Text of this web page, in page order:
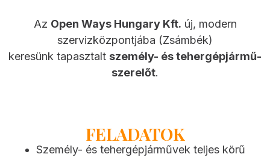
Az Open Ways Hungary Kft. új, modern
szervizközpontjába (Zsámbék)
keresünk tapasztalt személy- és tehergépjármű-
szerelőt.
FELADATOK
Személy- és tehergépjárművek teljes körű